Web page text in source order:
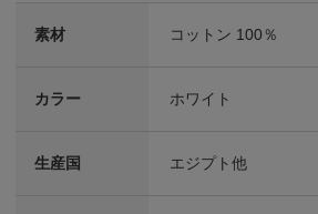
素材 コットン 100％
カラー ホワイト
生産国 エジプト他